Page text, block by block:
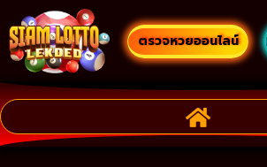
ตรวจหวยออนไลน์